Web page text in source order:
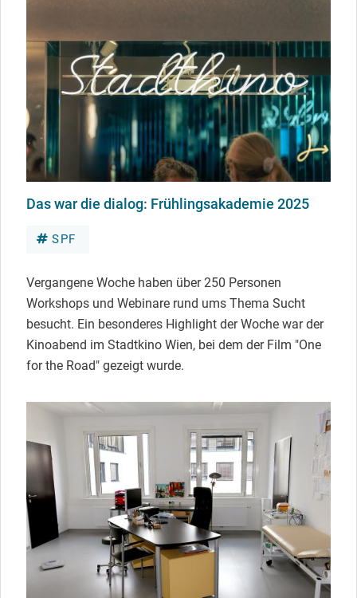
Das war die dialog: Frühlingsakademie 2025
SPF
Vergangene Woche haben über 250 Personen
Workshops und Webinare rund ums Thema Sucht
besucht. Ein besonderes Highlight der Woche war der
Kinoabend im Stadtkino Wien, bei dem der Film "One
for the Road" gezeigt wurde.